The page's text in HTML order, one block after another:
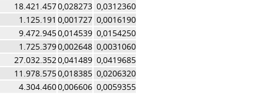
18.421.4570,028273 0,0312360
1.125.191 0,001727 0,0016190
9.472.9450,014539 0,0154250
1.725.3790,002648 0,0031060
27.032.3520,041489 0,0419685
11.978.5750,018385 0,0206320
4.304.4600,006606 0,0059355